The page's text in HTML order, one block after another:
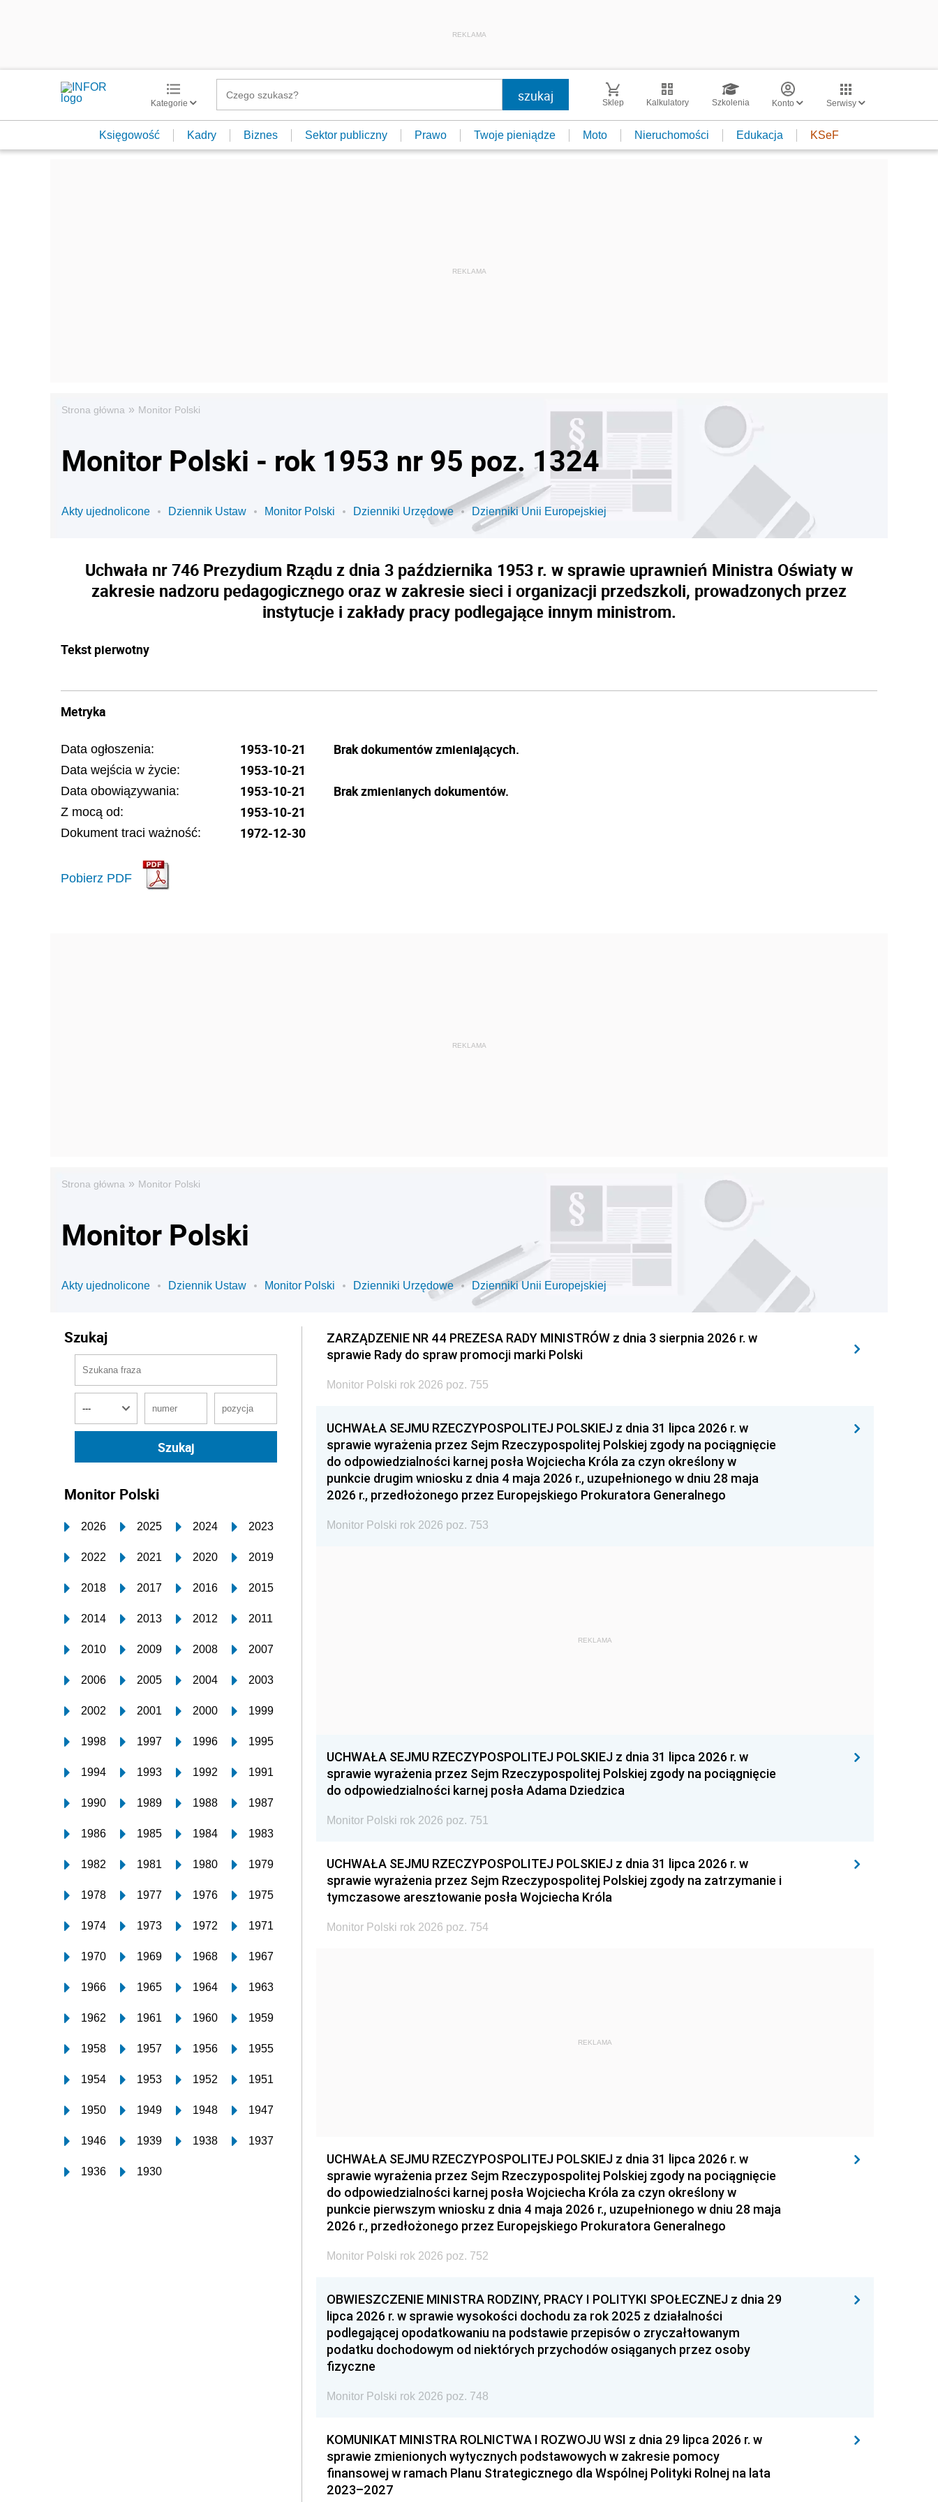
REKLAMA
Kategorie Sklep Kalkulatory Szkolenia Konto Serwisy
Księgowość Kadry Biznes Sektor publiczny Prawo Twoje pieniądze Moto Nieruchomości Edukacja KSeF
Strona główna » Monitor Polski
Monitor Polski - rok 1953 nr 95 poz. 1324
Akty ujednolicone Dziennik Ustaw Monitor Polski Dzienniki Urzędowe Dzienniki Unii Europejskiej
Uchwała nr 746 Prezydium Rządu z dnia 3 października 1953 r. w sprawie uprawnień Ministra Oświaty w
zakresie nadzoru pedagogicznego oraz w zakresie sieci i organizacji przedszkoli, prowadzonych przez
instytucje i zakłady pracy podlegające innym ministrom.
Tekst pierwotny
Metryka
Data ogłoszenia: 1953-10-21
Data wejścia w życie: 1953-10-21
Data obowiązywania: 1953-10-21
Z mocą od: 1953-10-21
Dokument traci ważność: 1972-12-30
Pobierz PDF
Brak dokumentów zmieniających.
Brak zmienianych dokumentów.
Strona główna » Monitor Polski
Monitor Polski
Akty ujednolicone Dziennik Ustaw Monitor Polski Dzienniki Urzędowe Dzienniki Unii Europejskiej
Szukaj
Monitor Polski
2026 2025 2024 2023
2022 2021 2020 2019
2018 2017 2016 2015
2014 2013 2012 2011
2010 2009 2008 2007
2006 2005 2004 2003
2002 2001 2000 1999
1998 1997 1996 1995
1994 1993 1992 1991
1990 1989 1988 1987
1986 1985 1984 1983
1982 1981 1980 1979
1978 1977 1976 1975
1974 1973 1972 1971
1970 1969 1968 1967
1966 1965 1964 1963
1962 1961 1960 1959
1958 1957 1956 1955
1954 1953 1952 1951
1950 1949 1948 1947
1946 1939 1938 1937
1936 1930
ZARZĄDZENIE NR 44 PREZESA RADY MINISTRÓW z dnia 3 sierpnia 2026 r. w
sprawie Rady do spraw promocji marki Polski
Monitor Polski rok 2026 poz. 755
UCHWAŁA SEJMU RZECZYPOSPOLITEJ POLSKIEJ z dnia 31 lipca 2026 r. w
sprawie wyrażenia przez Sejm Rzeczypospolitej Polskiej zgody na pociągnięcie
do odpowiedzialności karnej posła Wojciecha Króla za czyn określony w
punkcie drugim wniosku z dnia 4 maja 2026 r., uzupełnionego w dniu 28 maja
2026 r., przedłożonego przez Europejskiego Prokuratora Generalnego
Monitor Polski rok 2026 poz. 753
REKLAMA
UCHWAŁA SEJMU RZECZYPOSPOLITEJ POLSKIEJ z dnia 31 lipca 2026 r. w
sprawie wyrażenia przez Sejm Rzeczypospolitej Polskiej zgody na pociągnięcie
do odpowiedzialności karnej posła Adama Dziedzica
Monitor Polski rok 2026 poz. 751
UCHWAŁA SEJMU RZECZYPOSPOLITEJ POLSKIEJ z dnia 31 lipca 2026 r. w
sprawie wyrażenia przez Sejm Rzeczypospolitej Polskiej zgody na zatrzymanie i
tymczasowe aresztowanie posła Wojciecha Króla
Monitor Polski rok 2026 poz. 754
REKLAMA
UCHWAŁA SEJMU RZECZYPOSPOLITEJ POLSKIEJ z dnia 31 lipca 2026 r. w
sprawie wyrażenia przez Sejm Rzeczypospolitej Polskiej zgody na pociągnięcie
do odpowiedzialności karnej posła Wojciecha Króla za czyn określony w
punkcie pierwszym wniosku z dnia 4 maja 2026 r., uzupełnionego w dniu 28 maja
2026 r., przedłożonego przez Europejskiego Prokuratora Generalnego
Monitor Polski rok 2026 poz. 752
OBWIESZCZENIE MINISTRA RODZINY, PRACY I POLITYKI SPOŁECZNEJ z dnia 29
lipca 2026 r. w sprawie wysokości dochodu za rok 2025 z działalności
podlegającej opodatkowaniu na podstawie przepisów o zryczałtowanym
podatku dochodowym od niektórych przychodów osiąganych przez osoby
fizyczne
Monitor Polski rok 2026 poz. 748
KOMUNIKAT MINISTRA ROLNICTWA I ROZWOJU WSI z dnia 29 lipca 2026 r. w
sprawie zmienionych wytycznych podstawowych w zakresie pomocy
finansowej w ramach Planu Strategicznego dla Wspólnej Polityki Rolnej na lata
2023–2027